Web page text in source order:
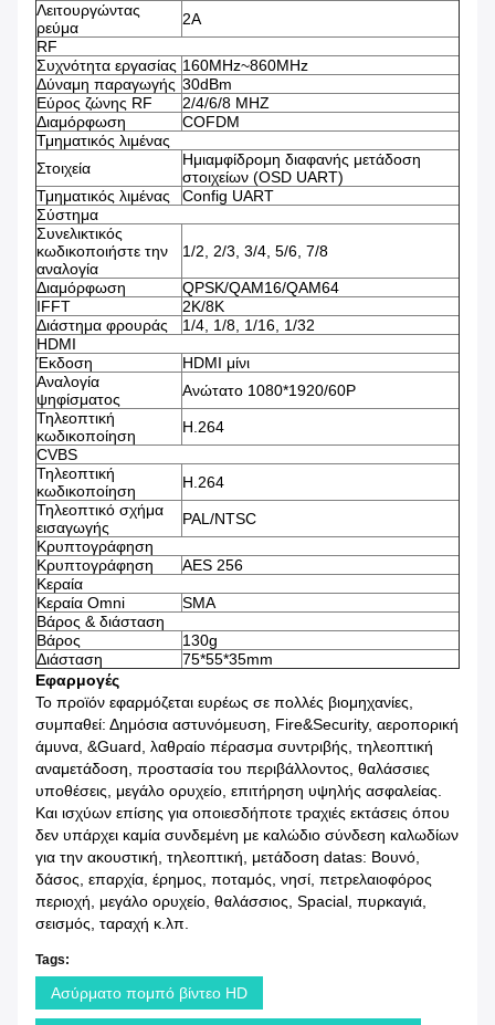
Λειτουργώντας
ρεύμα
2A
RF
Συχνότητα εργασίας 160MHz~860MHz
Δύναμη παραγωγής 30dBm
Εύρος ζώνης RF
2/4/6/8 MHZ
Διαμόρφωση
COFDM
Τμηματικός λιμένας
Στοιχεία
Ημιαμφίδρομη διαφανής μετάδοση
στοιχείων (OSD UART)
Τμηματικός λιμένας
Config UART
Σύστημα
Συνελικτικός
κωδικοποιήστε την
αναλογία
1/2, 2/3, 3/4, 5/6, 7/8
Διαμόρφωση
QPSK/QAM16/QAM64
IFFT
2K/8K
Διάστημα φρουράς
1/4, 1/8, 1/16, 1/32
HDMI
Έκδοση
HDMI μίνι
Αναλογία
ψηφίσματος
Ανώτατο 1080*1920/60P
Τηλεοπτική
κωδικοποίηση
H.264
CVBS
Τηλεοπτική
κωδικοποίηση
H.264
Τηλεοπτικό σχήμα
εισαγωγής
PAL/NTSC
Κρυπτογράφηση
Κρυπτογράφηση
AES 256
Κεραία
Κεραία Omni
SMA
Βάρος & διάσταση
Βάρος
130g
Διάσταση
75*55*35mm
Εφαρμογές
Το προϊόν εφαρμόζεται ευρέως σε πολλές βιομηχανίες,
συμπαθεί: Δημόσια αστυνόμευση, Fire&Security, αεροπορική
άμυνα, &Guard, λαθραίο πέρασμα συντριβής, τηλεοπτική
αναμετάδοση, προστασία του περιβάλλοντος, θαλάσσιες
υποθέσεις, μεγάλο ορυχείο, επιτήρηση υψηλής ασφαλείας.
Και ισχύων επίσης για οποιεσδήποτε τραχιές εκτάσεις όπου
δεν υπάρχει καμία συνδεμένη με καλώδιο σύνδεση καλωδίων
για την ακουστική, τηλεοπτική, μετάδοση datas: Βουνό,
δάσος, επαρχία, έρημος, ποταμός, νησί, πετρελαιοφόρος
περιοχή, μεγάλο ορυχείο, θαλάσσιος, Spacial, πυρκαγιά,
σεισμός, ταραχή κ.λπ.
Tags:
Ασύρματο πομπό βίντεο HD